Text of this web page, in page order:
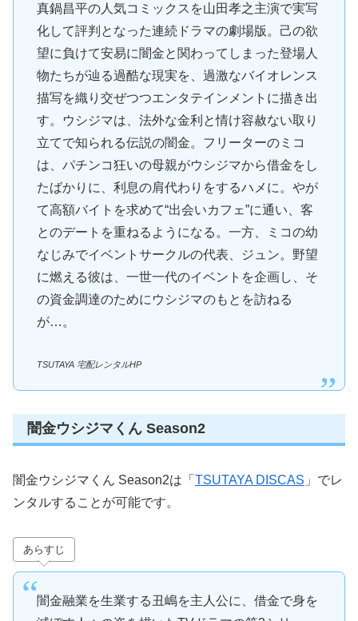
真鍋昌平の人気コミックスを山田孝之主演で実写
化して評判となった連続ドラマの劇場版。己の欲
望に負けて安易に闇金と関わってしまった登場人
物たちが辿る過酷な現実を、過激なバイオレンス
描写を織り交ぜつつエンタテインメントに描き出
す。ウシジマは、法外な金利と情け容赦ない取り
立てで知られる伝説の闇金。フリーターのミコ
は、パチンコ狂いの母親がウシジマから借金をし
たばかりに、利息の肩代わりをするハメに。やが
て高額バイトを求めて“出会いカフェ”に通い、客
とのデートを重ねるようになる。一方、ミコの幼
なじみでイベントサークルの代表、ジュン。野望
に燃える彼は、一世一代のイベントを企画し、そ
の資金調達のためにウシジマのもとを訪ねる
が…。
TSUTAYA 宅配レンタルHP
闇金ウシジマくん Season2
闇金ウシジマくん Season2は「 TSUTAYA DISCAS 」でレ
ンタルすることが可能です。
あらすじ
闇金融業を生業する丑嶋を主人公に、借金で身を